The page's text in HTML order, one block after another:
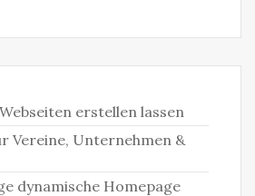
erstellen lassen
Vereine, Unternehmen &
dynamische Homepage